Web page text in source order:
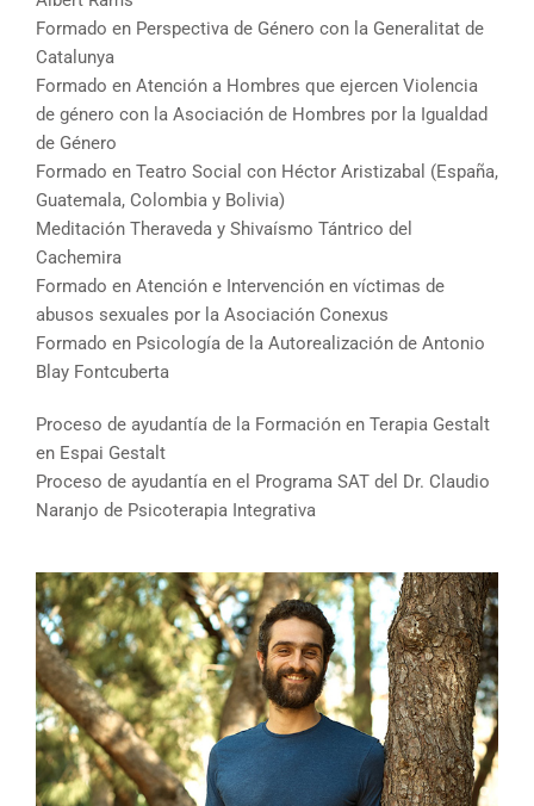
Formado en Perspectiva de Género con la Generalitat de
Catalunya
Formado en Atención a Hombres que ejercen Violencia
de género con la Asociación de Hombres por la Igualdad
de Género
Formado en Teatro Social con Héctor Aristizabal (España,
Guatemala, Colombia y Bolivia)
Meditación Theraveda y Shivaísmo Tántrico del
Cachemira
Formado en Atención e Intervención en víctimas de
abusos sexuales por la Asociación Conexus
Formado en Psicología de la Autorealización de Antonio
Blay Fontcuberta
Proceso de ayudantía de la Formación en Terapia Gestalt
en Espai Gestalt
Proceso de ayudantía en el Programa SAT del Dr. Claudio
Naranjo de Psicoterapia Integrativa